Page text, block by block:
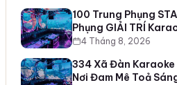
100 Trung Phụng
Phụng GIẢI TRÍ
4 Tháng 8, 2026
334 Xã Đàn Karaoke
Nơi Đam Mê Toả